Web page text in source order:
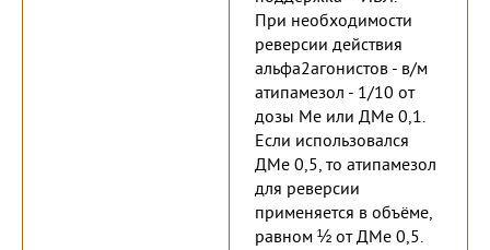
При необходимости
реверсии действия
альфа2агонистов - в/м
атипамезол - 1/10 от
дозы Ме или ДМе 0,1.
Если использовался
ДМе 0,5, то атипамезол
для реверсии
применяется в объёме,
равном ½ от ДМе 0,5.